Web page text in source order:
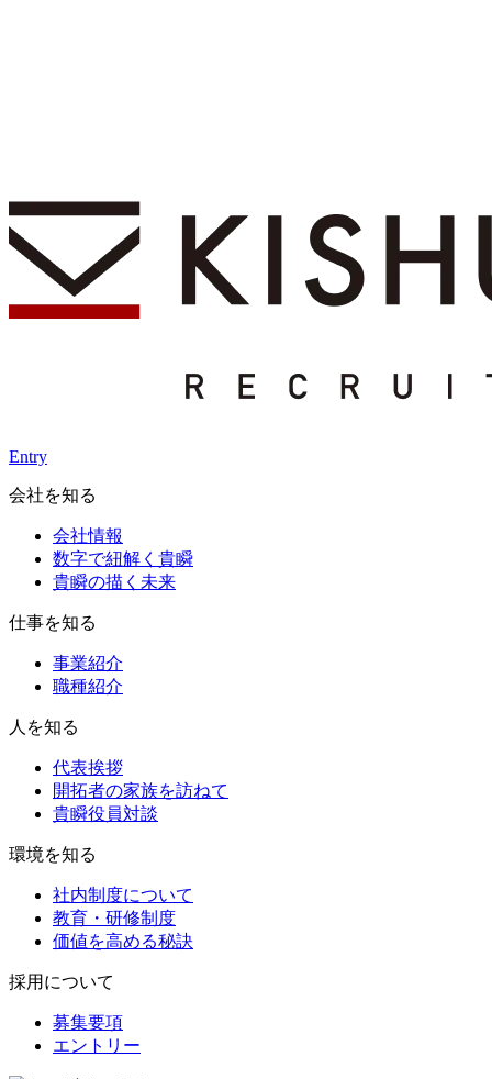
Entry
会社を知る
会社情報
数字で紐解く貴瞬
貴瞬の描く未来
仕事を知る
事業紹介
職種紹介
人を知る
代表挨拶
開拓者の家族を訪ねて
貴瞬役員対談
環境を知る
社内制度について
教育・研修制度
価値を高める秘訣
採用について
募集要項
エントリー